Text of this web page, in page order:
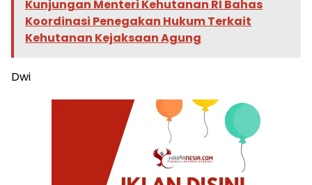
Kunjungan Menteri Kehutanan RI Bahas
Koordinasi Penegakan Hukum Terkait
Kehutanan Kejaksaan Agung
Dwi